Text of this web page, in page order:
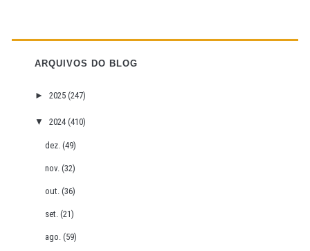
ARQUIVOS DO BLOG
► 2025 (247)
▼ 2024 (410)
dez.(49)
nov.(32)
out.(36)
set.(21)
ago.(59)